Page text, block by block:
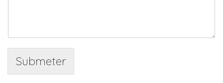
Submeter